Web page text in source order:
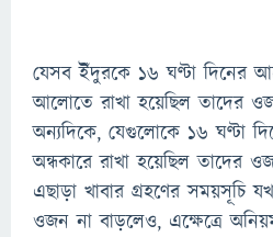
যেসব ইঁদুরকে ১৬ ঘণ্টা দিনের
আলোতে রাখা হয়েছিল তাদের
অন্যদিকে, যেগুলোকে ১৬ ঘণ্টা
অন্ধকারে রাখা হয়েছিল তাদের
এছাড়া খাবার গ্রহণের
ওজন না বাড়লেও, এক্ষেত্রে